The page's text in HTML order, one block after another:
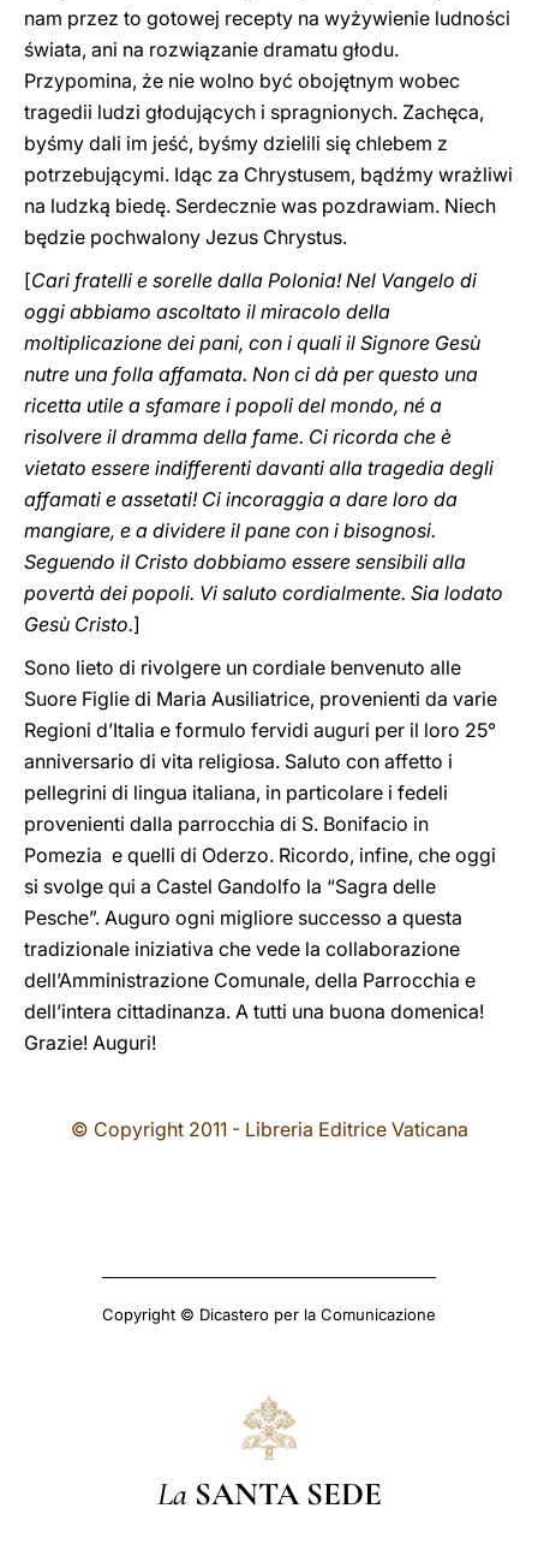
nam przez to gotowej recepty na wyżywienie ludności
świata, ani na rozwiązanie dramatu głodu.
Przypomina, że nie wolno być obojętnym wobec
tragedii ludzi głodujących i spragnionych. Zachęca,
byśmy dali im jeść, byśmy dzielili się chlebem z
potrzebującymi. Idąc za Chrystusem, bądźmy wrażliwi
na ludzką biedę. Serdecznie was pozdrawiam. Niech
będzie pochwalony Jezus Chrystus.
[Cari fratelli e sorelle dalla Polonia! Nel Vangelo di
oggi abbiamo ascoltato il miracolo della
moltiplicazione dei pani, con i quali il Signore Gesù
nutre una folla affamata. Non ci dà per questo una
ricetta utile a sfamare i popoli del mondo, né a
risolvere il dramma della fame. Ci ricorda che è
vietato essere indifferenti davanti alla tragedia degli
affamati e assetati! Ci incoraggia a dare loro da
mangiare, e a dividere il pane con i bisognosi.
Seguendo il Cristo dobbiamo essere sensibili alla
povertà dei popoli. Vi saluto cordialmente. Sia lodato
Gesù Cristo.]
Sono lieto di rivolgere un cordiale benvenuto alle
Suore Figlie di Maria Ausiliatrice, provenienti da varie
Regioni d’Italia e formulo fervidi auguri per il loro 25°
anniversario di vita religiosa. Saluto con affetto i
pellegrini di lingua italiana, in particolare i fedeli
provenienti dalla parrocchia di S. Bonifacio in
Pomezia e quelli di Oderzo. Ricordo, infine, che oggi
si svolge qui a Castel Gandolfo la “Sagra delle
Pesche”. Auguro ogni migliore successo a questa
tradizionale iniziativa che vede la collaborazione
dell’Amministrazione Comunale, della Parrocchia e
dell’intera cittadinanza. A tutti una buona domenica!
Grazie! Auguri!
© Copyright 2011 - Libreria Editrice Vaticana
Copyright © Dicastero per la Comunicazione
La SANTA SEDE